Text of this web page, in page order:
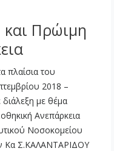
και Πρώιμη
πλαίσια του
2018 –
με θέμα
Ανεπάρκεια
Νοσοκομείου
Κα Σ.ΚΑΛΑΝΤΑΡΙΔΟΥ